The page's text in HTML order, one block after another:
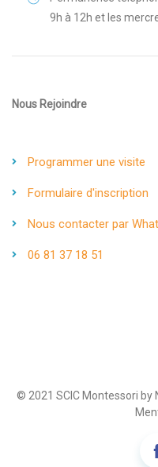
9h à 12h et les
Nous Rejoindre
Programmer une visite
Formulaire d'inscription
Nous contacter par
06 81 37 18 51
© 2021 SCIC Montessori by